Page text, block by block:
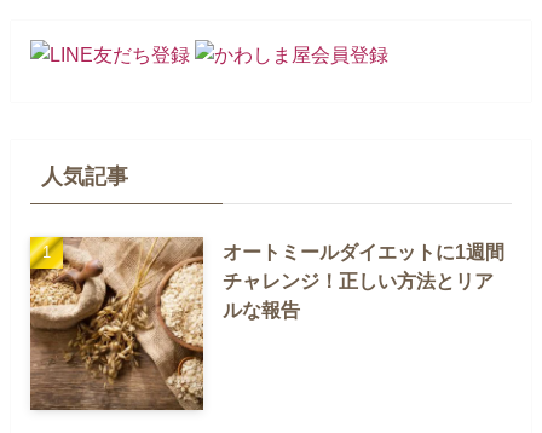
人気記事
オートミールダイエットに1週間
チャレンジ！正しい方法とリア
ルな報告